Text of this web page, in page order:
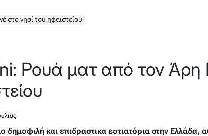
στο νησί του ηφαιστείου
Ρουά ματ από τον Άρη
δημοφιλή και επιδραστικά εστιατόρια στην Ελλάδα,